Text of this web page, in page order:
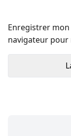
Enregistrer
navigateur